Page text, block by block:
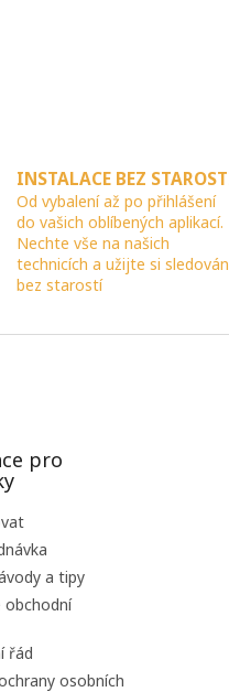
INSTALACE BEZ
Od vybalení až po přihlášení
do vašich oblíbených aplikací.
Nechte vše na našich
technicích a užijte si
bez starostí
pro
a tipy
obchodní
řád
osobních